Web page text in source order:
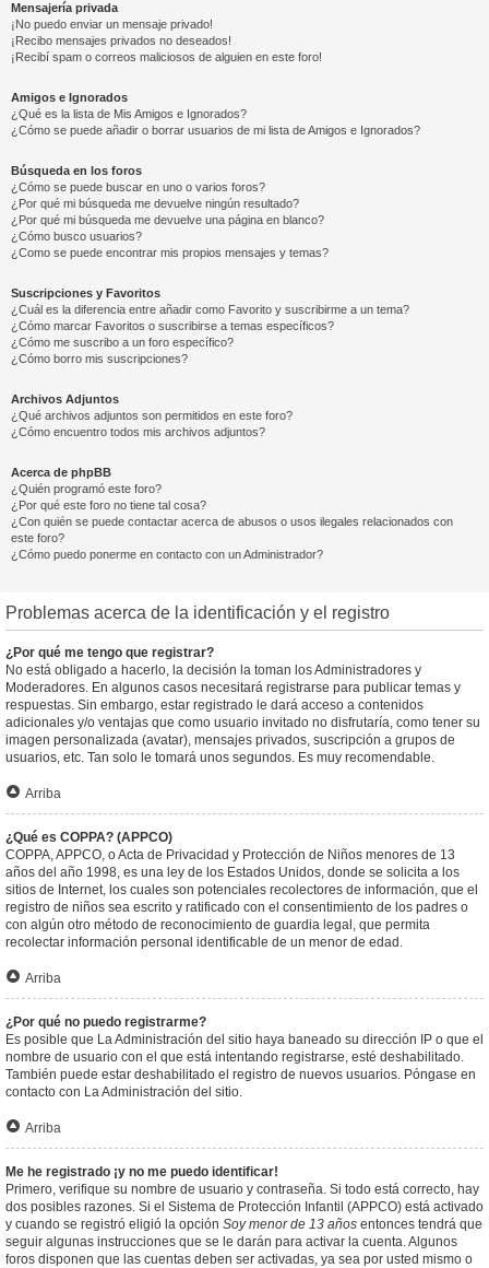
Mensajería privada
¡No puedo enviar un mensaje privado!
¡Recibo mensajes privados no deseados!
¡Recibí spam o correos maliciosos de alguien en este foro!
Amigos e Ignorados
¿Qué es la lista de Mis Amigos e Ignorados?
¿Cómo se puede añadir o borrar usuarios de mi lista de Amigos e Ignorados?
Búsqueda en los foros
¿Cómo se puede buscar en uno o varios foros?
¿Por qué mi búsqueda me devuelve ningún resultado?
¿Por qué mi búsqueda me devuelve una página en blanco?
¿Cómo busco usuarios?
¿Como se puede encontrar mis propios mensajes y temas?
Suscripciones y Favoritos
¿Cuál es la diferencia entre añadir como Favorito y suscribirme a un tema?
¿Cómo marcar Favoritos o suscribirse a temas específicos?
¿Cómo me suscribo a un foro específico?
¿Cómo borro mis suscripciones?
Archivos Adjuntos
¿Qué archivos adjuntos son permitidos en este foro?
¿Cómo encuentro todos mis archivos adjuntos?
Acerca de phpBB
¿Quién programó este foro?
¿Por qué este foro no tiene tal cosa?
¿Con quién se puede contactar acerca de abusos o usos ilegales relacionados con
este foro?
¿Cómo puedo ponerme en contacto con un Administrador?
Problemas acerca de la identificación y el registro
¿Por qué me tengo que registrar?
No está obligado a hacerlo, la decisión la toman los Administradores y
Moderadores. En algunos casos necesitará registrarse para publicar temas y
respuestas. Sin embargo, estar registrado le dará acceso a contenidos
adicionales y/o ventajas que como usuario invitado no disfrutaría, como tener su
imagen personalizada (avatar), mensajes privados, suscripción a grupos de
usuarios, etc. Tan solo le tomará unos segundos. Es muy recomendable.
Arriba
¿Qué es COPPA? (APPCO)
COPPA, APPCO, o Acta de Privacidad y Protección de Niños menores de 13
años del año 1998, es una ley de los Estados Unidos, donde se solicita a los
sitios de Internet, los cuales son potenciales recolectores de información, que el
registro de niños sea escrito y ratificado con el consentimiento de los padres o
con algún otro método de reconocimiento de guardia legal, que permita
recolectar información personal identificable de un menor de edad.
Arriba
¿Por qué no puedo registrarme?
Es posible que La Administración del sitio haya baneado su dirección IP o que el
nombre de usuario con el que está intentando registrarse, esté deshabilitado.
También puede estar deshabilitado el registro de nuevos usuarios. Póngase en
contacto con La Administración del sitio.
Arriba
Me he registrado ¡y no me puedo identificar!
Primero, verifique su nombre de usuario y contraseña. Si todo está correcto, hay
dos posibles razones. Si el Sistema de Protección Infantil (APPCO) está activado
y cuando se registró eligió la opción Soy menor de 13 años entonces tendrá que
seguir algunas instrucciones que se le darán para activar la cuenta. Algunos
foros disponen que las cuentas deben ser activadas, ya sea por usted mismo o